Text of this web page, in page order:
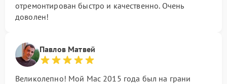
отремонтирован быстро и качественно. Очень
доволен!
Павлов Матвей
Великолепно! Мой Mac 2015 года был на грани